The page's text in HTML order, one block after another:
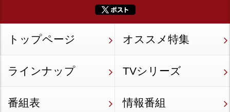
トップページ オススメ特集
ラインナップ TVシリーズ
番組表 情報番組